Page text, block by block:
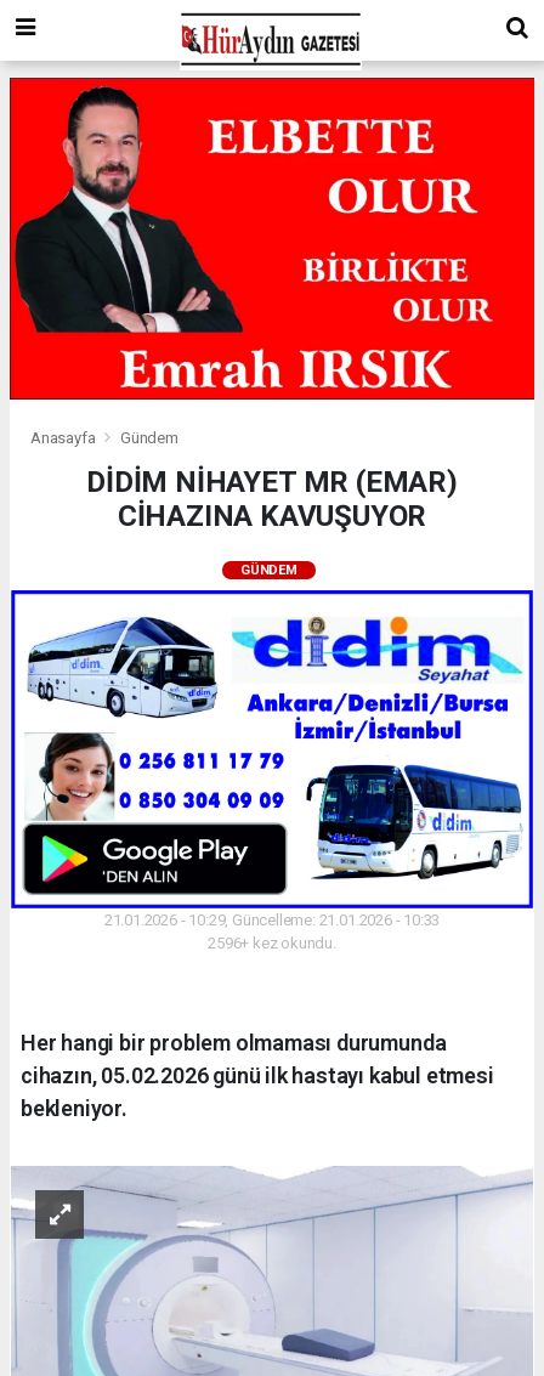
Anasayfa Gündem
DİDİM NİHAYET MR (EMAR)
CİHAZINA KAVUŞUYOR
GÜNDEM
21.01.2026 - 10:29, Güncelleme: 21.01.2026 - 10:33
2596+ kez okundu.
Her hangi bir problem olmaması durumunda
cihazın, 05.02.2026 günü ilk hastayı kabul etmesi
bekleniyor.